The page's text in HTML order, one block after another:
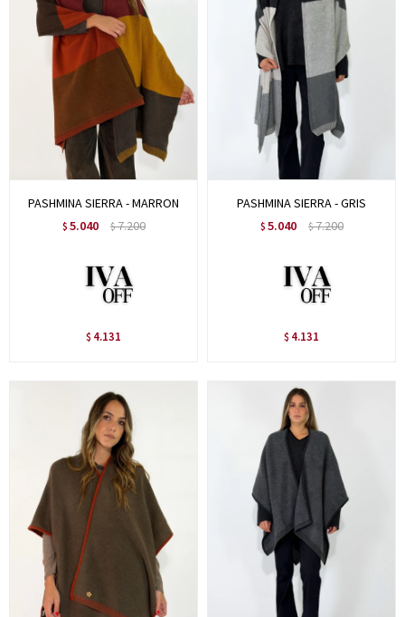
PASHMINA SIERRA - MARRON
$ 5.040 $7.200
$ 4.131
PASHMINA SIERRA - GRIS
$ 5.040 $7.200
$ 4.131